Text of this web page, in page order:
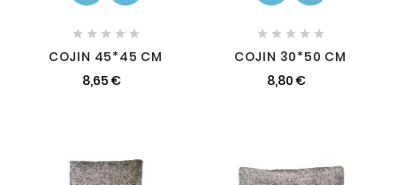
    
COJIN 45*45 CM
8,65 €
    
COJIN 30*50 CM
8,80 €